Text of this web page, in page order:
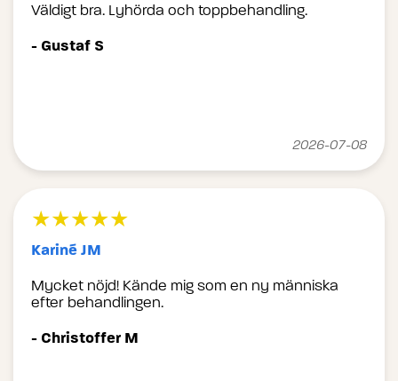
Väldigt bra. Lyhörda och toppbehandling.
- Gustaf S
2026-07-08
★★★★★
Kariné JM
Mycket nöjd! Kände mig som en ny människa
efter behandlingen.
- Christoffer M